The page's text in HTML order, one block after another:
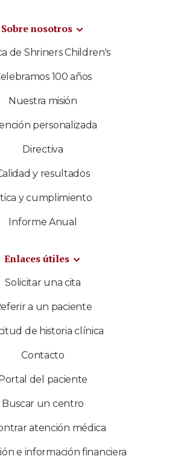
Sobre nosotros
de Shriners Children's
100 años
Nuestra misión
personalizada
Directiva
y resultados
y cumplimiento
Informe Anual
Enlaces útiles
Solicitar una cita
a un paciente
de historia clínica
Contacto
del paciente
Buscar un centro
atención médica
e información financiera